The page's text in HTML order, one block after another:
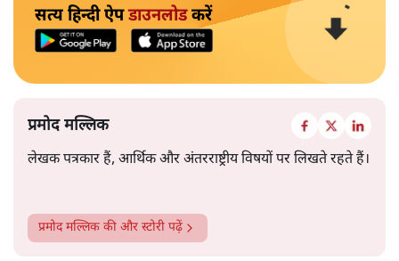
सत्य हिन्दी ऐपडाउनलोडकरें
प्रमोद मल्लिक
लेखक पत्रकार हैं, आर्थिक और अंतरराष्ट्रीय विषयों पर लिखते रहते हैं।
प्रमोद मल्लिक की और स्टोरी पढ़ें